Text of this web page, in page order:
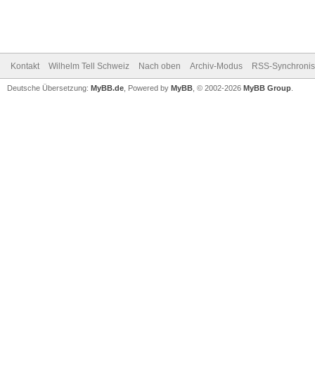
Kontakt Wilhelm Tell Schweiz Nach oben Archiv-Modus RSS-
Deutsche Übersetzung: MyBB.de , Powered by MyBB , © 2002-2026 MyBB Group